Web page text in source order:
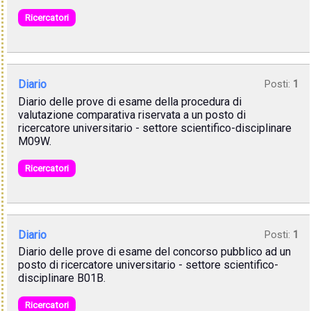
Ricercatori
Diario Posti: 1
Diario delle prove di esame della procedura di
valutazione comparativa riservata a un posto di
ricercatore universitario - settore scientifico-disciplinare
M09W.
Ricercatori
Diario Posti: 1
Diario delle prove di esame del concorso pubblico ad un
posto di ricercatore universitario - settore scientifico-
disciplinare B01B.
Ricercatori